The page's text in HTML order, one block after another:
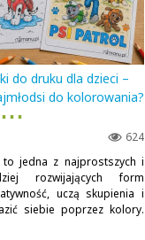
do druku dla dzieci –
do kolorowania?
▪ ▪ ▪
624
jedna z najprostszych i
rozwijających form
uczą skupienia i
siebie poprzez kolory.